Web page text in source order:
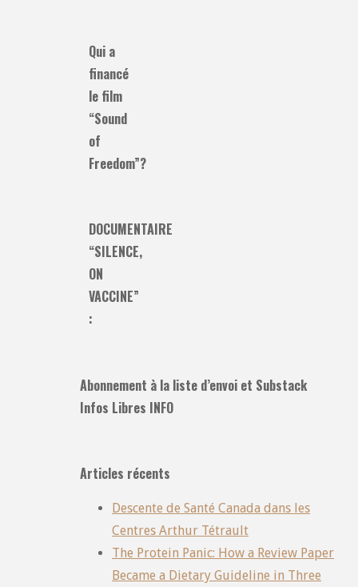
Qui a
financé
le film
“Sound
of
Freedom”?
DOCUMENTAIRE
“SILENCE,
ON
VACCINE”
:
Abonnement à la liste d’envoi et Substack
Infos Libres INFO
Articles récents
Descente de Santé Canada dans les
Centres Arthur Tétrault
The Protein Panic: How a Review Paper
Became a Dietary Guideline in Three